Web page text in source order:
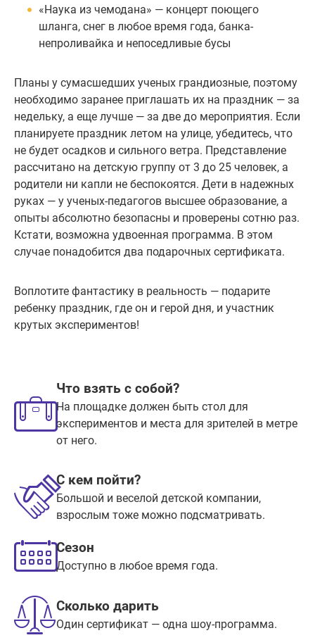
«Наука из чемодана» — концерт поющего
шланга, снег в любое время года, банка-
непроливайка и непоседливые бусы
Планы у сумасшедших ученых грандиозные, поэтому
необходимо заранее приглашать их на праздник — за
недельку, а еще лучше — за две до мероприятия. Если
планируете праздник летом на улице, убедитесь, что
не будет осадков и сильного ветра. Представление
рассчитано на детскую группу от 3 до 25 человек, а
родители ни капли не беспокоятся. Дети в надежных
руках — у ученых-педагогов высшее образование, а
опыты абсолютно безопасны и проверены сотню раз.
Кстати, возможна удвоенная программа. В этом
случае понадобится два подарочных сертификата.
Воплотите фантастику в реальность — подарите
ребенку праздник, где он и герой дня, и участник
крутых экспериментов!
Что взять с собой?
На площадке должен быть стол для
экспериментов и места для зрителей в метре
от него.
С кем пойти?
Большой и веселой детской компании,
взрослым тоже можно подсматривать.
Сезон
Доступно в любое время года.
Сколько дарить
Один сертификат — одна шоу-программа.